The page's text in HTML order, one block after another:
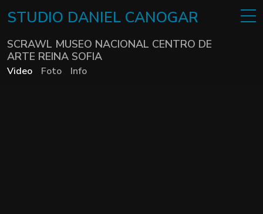
STUDIO DANIEL CANOGAR
SCRAWL MUSEO NACIONAL CENTRO DE
ARTE REINA SOFIA
Video Foto Info